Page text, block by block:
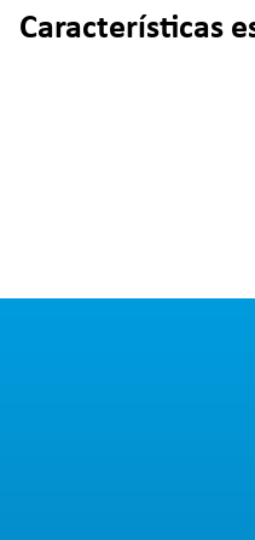
Características